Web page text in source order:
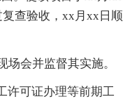
查验收，xx月xx日顺
场会并监督其实施。
许可证办理等前期工